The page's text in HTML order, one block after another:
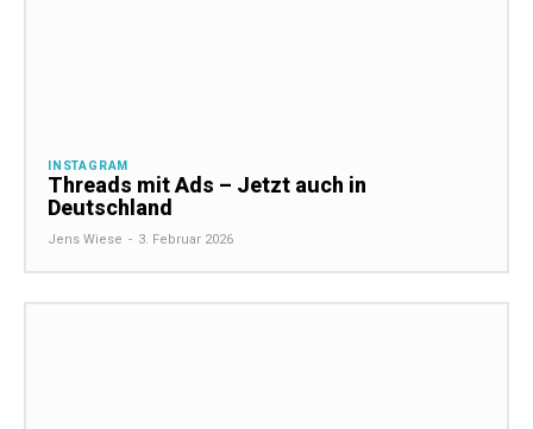
INSTAGRAM
Threads mit Ads – Jetzt auch in
Deutschland
Jens Wiese - 3. Februar 2026